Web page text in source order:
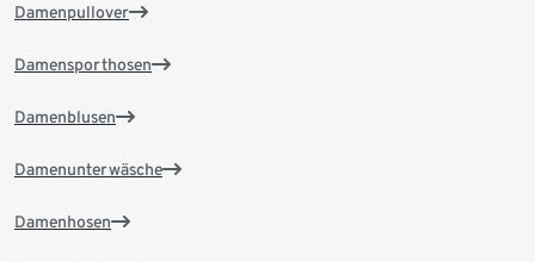
Damenpullover
Damensporthosen
Damenblusen
Damenunterwäsche
Damenhosen